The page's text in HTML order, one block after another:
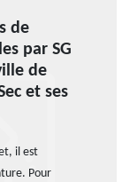
de
par SG
de
et ses
il est
Pour